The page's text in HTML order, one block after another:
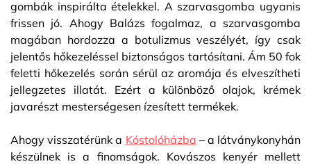
gombák inspirálta ételekkel. A szarvasgomba ugyanis
frissen jó. Ahogy Balázs fogalmaz, a szarvasgomba
magában hordozza a botulizmus veszélyét, így csak
jelentős hőkezeléssel biztonságos tartósítani. Ám 50 fok
feletti hőkezelés során sérül az aromája és elveszítheti
jellegzetes illatát. Ezért a különböző olajok, krémek
javarészt mesterségesen ízesített termékek.
Ahogy visszatérünk a Kóstolóházba – a látványkonyhán
készülnek is a finomságok. Kovászos kenyér mellett